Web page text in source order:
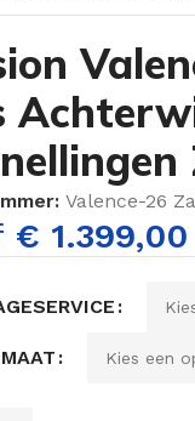
Valence-26
€ 1.399,00